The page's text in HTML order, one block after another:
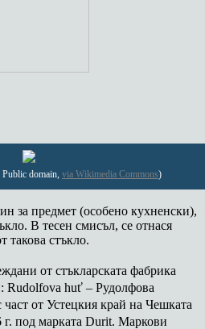
domain, via Wikimedia Commons)
за предмет (особено кухненски),
В тесен смисъл, се отнася
такова стъкло.
от стъкларската фабрика
Rudolfova huť – Рудолфова
от Устецкия край на Чешката
г. под марката Durit. Маркови